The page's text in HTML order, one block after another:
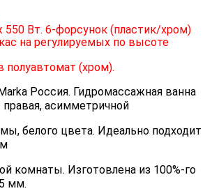
550 Вт. 6-форсунок (пластик/хром)
на регулируемых по высоте
полуавтомат (хром).
Россия. Гидромассажная ванна
правая, асимметричной
белого цвета. Идеально подходит
комнаты. Изготовлена из 100%-го
мм.